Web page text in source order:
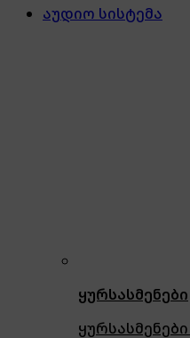
აუდიო სისტემა
ყურსასმენები